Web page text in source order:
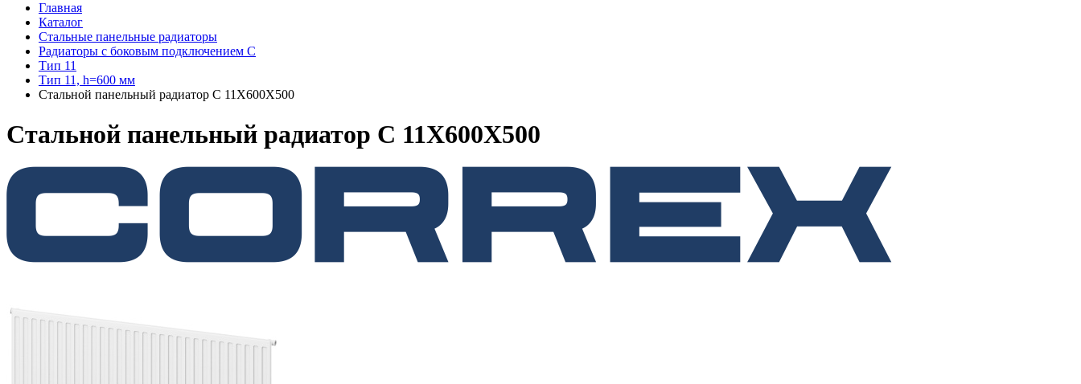
Главная
Каталог
Стальные панельные радиаторы
Радиаторы c боковым подключением C
Тип 11
Тип 11, h=600 мм
Стальной панельный радиатор C 11X600X500
Стальной панельный радиатор C 11X600X500